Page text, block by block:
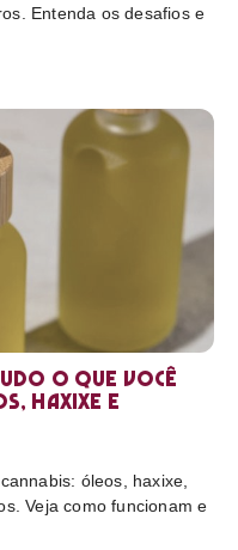
Entenda os desafios e
o que você
haxixe e
óleos, haxixe,
Veja como funcionam e